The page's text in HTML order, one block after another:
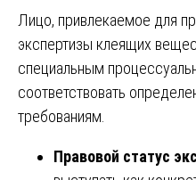
Лицо, привлекаемое для
экспертизы клеящих
специальным
соответствовать
требованиям.
Правовой статус